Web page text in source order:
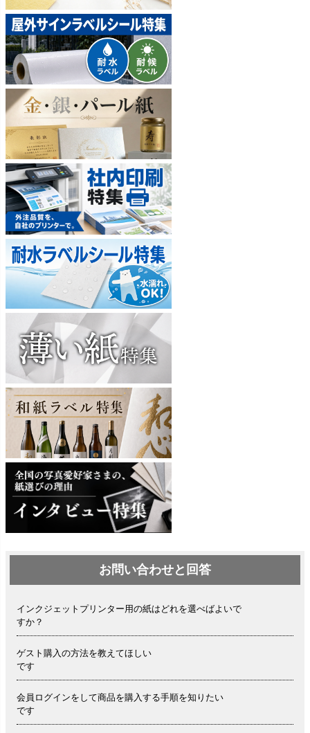
お問い合わせと回答
インクジェットプリンター用の紙はどれを選べばよいで
すか？
ゲスト購入の方法を教えてほしい
です
会員ログインをして商品を購入する手順を知りたい
です